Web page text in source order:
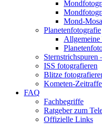
Mond-
Planetenfotografie
Allgemeine
Sternstrichspuren
ISS fotografieren
Blitze
Kometen-
FAQ
Fachbegriffe
Ratgeber zum
Offizielle Links